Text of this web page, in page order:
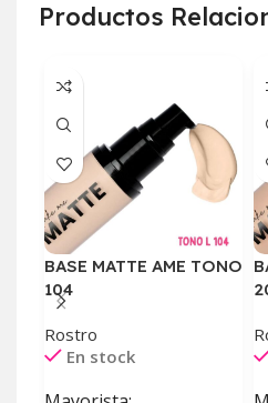
Productos
BASE MATTE AME TONO
104
Rostro
En stock